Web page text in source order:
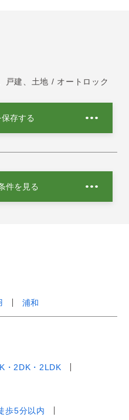
戸建、土地 / オートロック
存する
件を見る
浦和
・2DK・2LDK
歩5分以内